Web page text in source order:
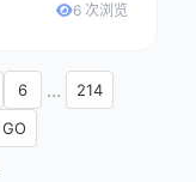
6 次浏览
6 ... 214
GO